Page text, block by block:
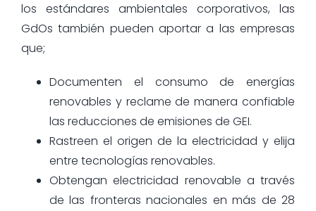
los estándares ambientales corporativos, las
GdOs también pueden aportar a las empresas
que;
Documenten el consumo de energías
renovables y reclame de manera confiable
las reducciones de emisiones de GEI.
Rastreen el origen de la electricidad y elija
entre tecnologías renovables.
Obtengan electricidad renovable a través
de las fronteras nacionales en más de 28